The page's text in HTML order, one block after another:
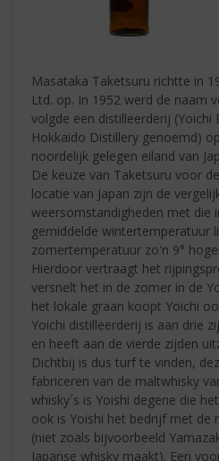
Masataka Taketsuru richtte in
Ltd. op. In 1952 werd de naam
volgde een distilleerderij (Yoichi
Hokkaido Distillery genoemd)
noordelijk gelegen eiland van
De keuze van Taketsuru voor
locatie van Japan zijn de
weersomstandigheden met die
gemiddelde wintertemperatuur
zomertemperatuur zo'n 9°
Hierdoor vertraagt het
versnelt het in de zomer in de
het lokale graan koopt Yoichi
Yoichi distilleerderij is aan drie
en heeft aan de vierde zijden
Dichtbij is dus turf te vinden,
fabriceren van de maltwhisky
whisky´s is Yoishi degene die
ook is Yoishi het bedrijf met de
(niet zoals bijvoorbeeld
Japanse whisky maakt). Een